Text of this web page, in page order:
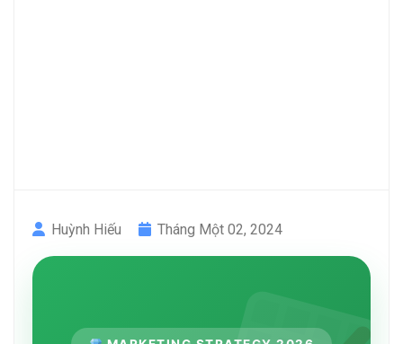
Huỳnh Hiếu Tháng Một 02, 2024